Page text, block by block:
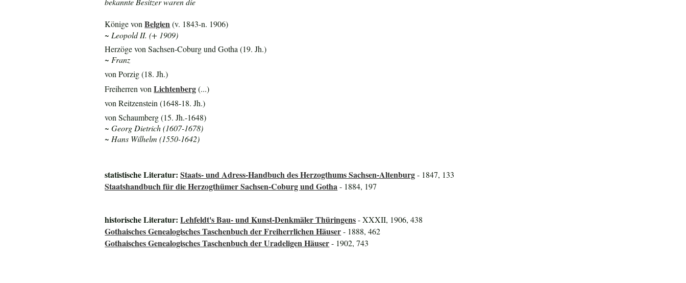
Könige vonBelgien (v. 1843-n. 1906)
~ Leopold II. (+ 1909)
Herzöge von Sachsen-Coburg und Gotha (19. Jh.)
~ Franz
von Porzig (18. Jh.)
Freiherren vonLichtenberg(...)
von Reitzenstein (1648-18. Jh.)
von Schaumberg (15. Jh.-1648)
~ Georg Dietrich (1607-1678)
~ Hans Wilhelm (1550-1642)
statistische Literatur:Staats- und Adress-Handbuch des Herzogthums Sachsen-Altenburg- 1847, 133
Staatshandbuch für die Herzogthümer Sachsen-Coburg und Gotha- 1884, 197
historische Literatur:Lehfeldt's Bau- und Kunst-Denkmäler Thüringens- XXXII, 1906, 438
Gothaisches Genealogisches Taschenbuch der Freiherrlichen Häuser- 1888, 462
Gothaisches Genealogisches Taschenbuch der Uradeligen Häuser- 1902, 743